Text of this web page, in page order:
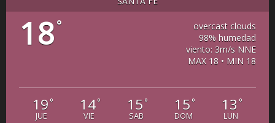
18°
overcast clouds
98% humedad
viento: 3m/s NNE
MAX 18 • MIN 18
19°
JUE
14°
VIE
15°
SAB
15°
DOM
13 °
LUN